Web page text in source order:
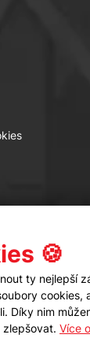
🍪
ty nejlepší
cookies,
Díky nim
zlepšovat. Více